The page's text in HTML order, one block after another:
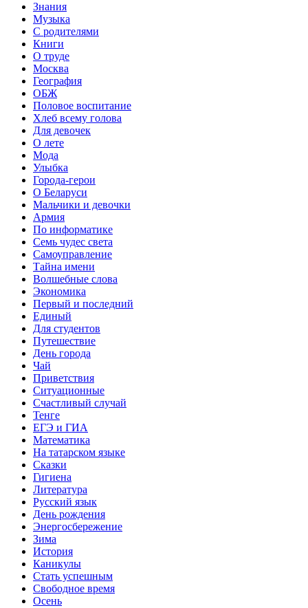
Знания
Музыка
С родителями
Книги
О труде
Москва
География
ОБЖ
Половое воспитание
Хлеб всему голова
Для девочек
О лете
Мода
Улыбка
Города-герои
О Беларуси
Мальчики и девочки
Армия
По информатике
Семь чудес света
Самоуправление
Тайна имени
Волшебные слова
Экономика
Первый и последний
Единый
Для студентов
Путешествие
День города
Чай
Приветствия
Ситуационные
Счастливый случай
Тенге
ЕГЭ и ГИА
Математика
На татарском языке
Сказки
Гигиена
Литература
Русский язык
День рождения
Энергосбережение
Зима
История
Каникулы
Стать успешным
Свободное время
Осень